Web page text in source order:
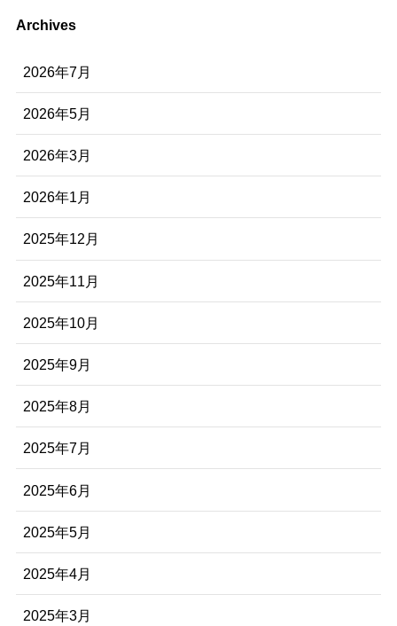
Archives
2026年7月
2026年5月
2026年3月
2026年1月
2025年12月
2025年11月
2025年10月
2025年9月
2025年8月
2025年7月
2025年6月
2025年5月
2025年4月
2025年3月